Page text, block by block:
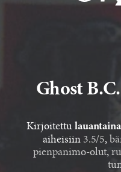
Ghost
Kirjoitettu
aiheisiin 3.5/5,
pienpanimo-olut,